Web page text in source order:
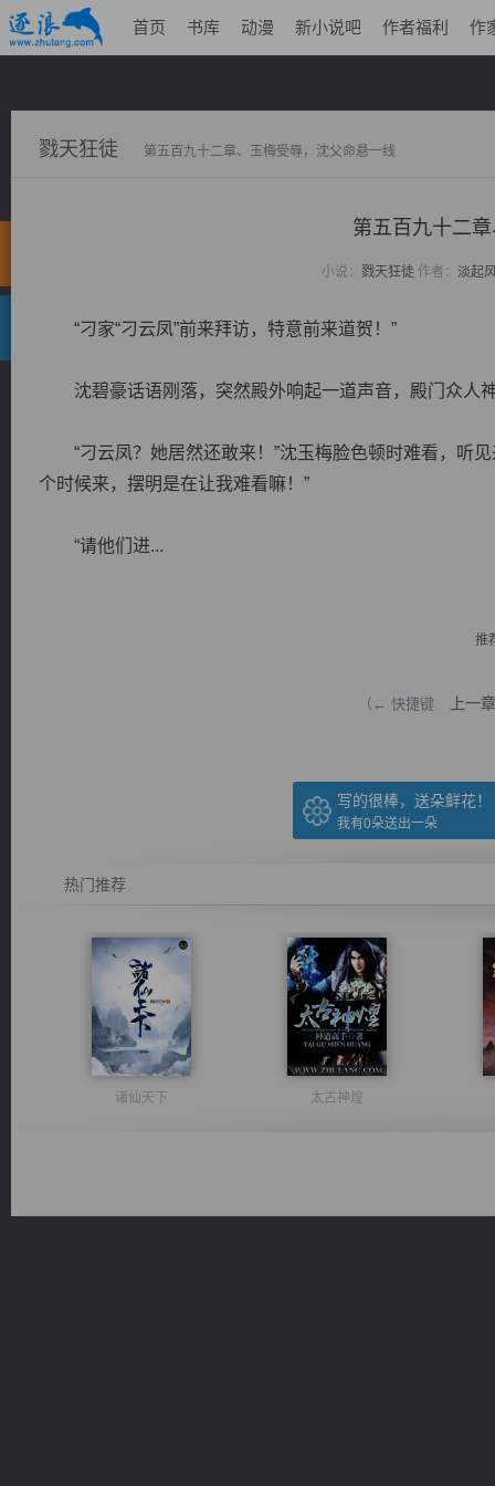
首页 书库 动漫 新小说吧 作者福利 作
戮天狂徒 第五百九十二章、玉梅受辱，沈父命悬一线
第五百九十二
小说： 戮天狂徒作者： 淡起
“刁家“刁云凤”前来拜访，特意前来道贺！”
沈碧豪话语刚落，突然殿外响起一道声音，殿门众人
“刁云凤？她居然还敢来！”沈玉梅脸色顿时难看，听见
个时候来，摆明是在让我难看嘛！”
“请他们进...
推
（← 快捷键 上一章
写的很棒，送朵鲜花！
我有0朵送出一朵
热门推荐
诸仙天下 太古神煌